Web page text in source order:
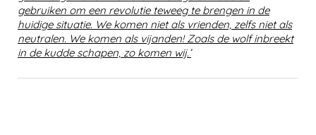
gebruiken om een revolutie teweeg te brengen in de
huidige situatie. We komen niet als vrienden, zelfs niet als
neutralen. We komen als vijanden! Zoals de wolf inbreekt
in de kudde schapen, zo komen wij.’